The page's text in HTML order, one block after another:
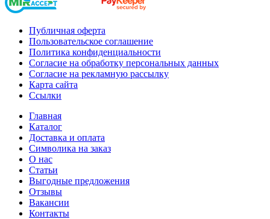
Публичная оферта
Пользовательское соглашение
Политика конфиденциальности
Согласие на обработку персональных данных
Согласие на рекламную рассылку
Карта сайта
Ссылки
Главная
Каталог
Доставка и оплата
Символика на заказ
О нас
Статьи
Выгодные предложения
Отзывы
Вакансии
Контакты